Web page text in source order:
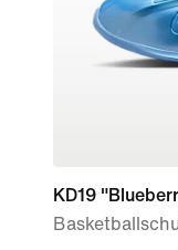
KD19